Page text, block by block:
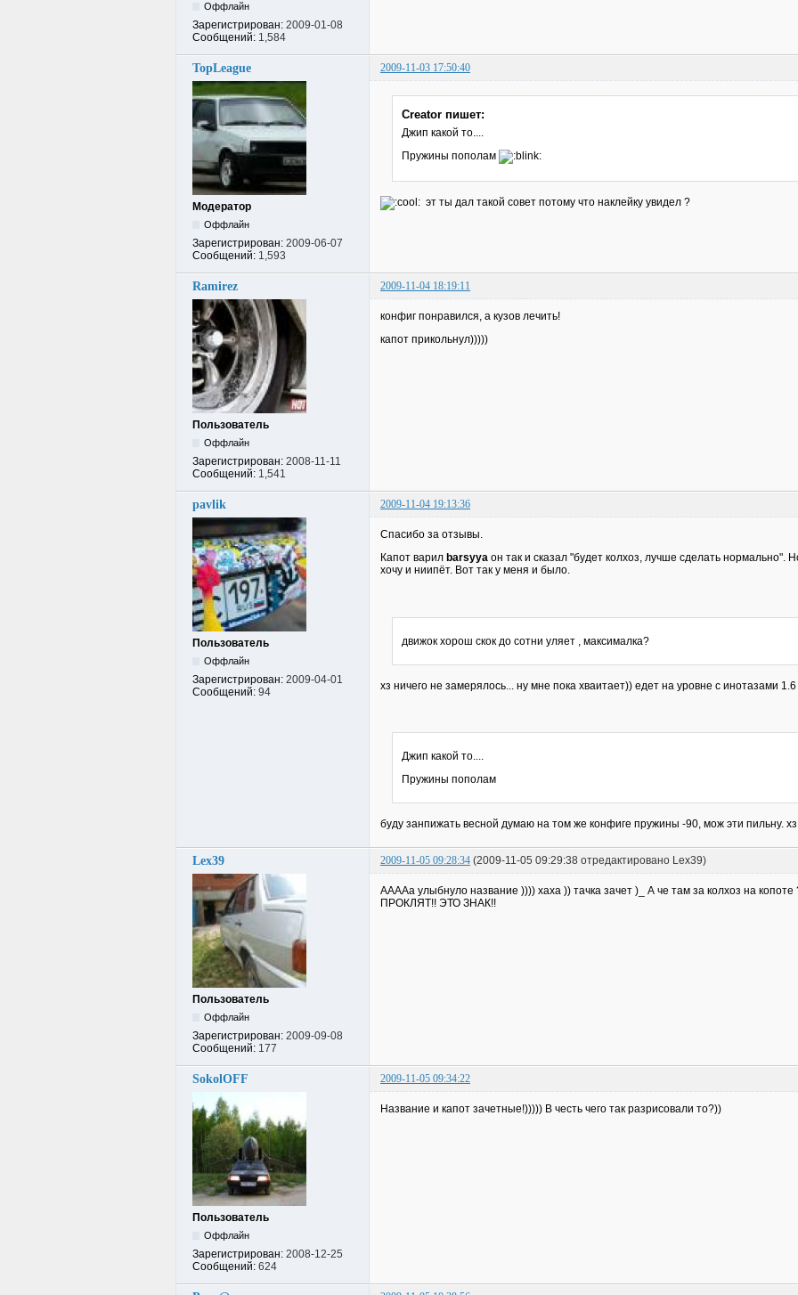
Оффлайн
Зарегистрирован: 2009-01-08
Сообщений: 1,584
TopLeague 2009-11-03 17:50:40
Модератор
Оффлайн
Зарегистрирован: 2009-06-07
Сообщений: 1,593
Creator пишет:
Джип какой то....
Пружины пополам
эт ты дал такой совет потому что наклейку увидел ?
Ramirez 2009-11-04 18:19:11
Пользователь
Оффлайн
Зарегистрирован: 2008-11-11
Сообщений: 1,541
конфиг понравился, а кузов лечить!
капот прикольнул)))))
pavlik 2009-11-04 19:13:36
Пользователь
Оффлайн
Зарегистрирован: 2009-04-01
Сообщений: 94
Спасибо за отзывы.
Капот варил barsyya он так и сказал "будет колхоз, лучше сделать нормально".
хочу и ниипёт. Вот так у меня и было.
движок хорош скок до сотни уляет , максималка?
хз ничего не замерялось... ну мне пока хваитает)) едет на уровне с инотазами 1.6
Джип какой то....
Пружины пополам
буду занпижать весной думаю на том же конфиге пружины -90, мож эти пильну. хз
Lex39 2009-11-05 09:28:34 (2009-11-05 09:29:38 отредактировано Lex39)
Пользователь
Оффлайн
Зарегистрирован: 2009-09-08
Сообщений: 177
ААААа улыбнуло название )))) хаха )) тачка зачет )_ А че там за колхоз на
ПРОКЛЯТ!! ЭТО ЗНАК!!
SokolOFF 2009-11-05 09:34:22
Пользователь
Оффлайн
Зарегистрирован: 2008-12-25
Сообщений: 624
Название и капот зачетные!))))) В честь чего так разрисовали то?))